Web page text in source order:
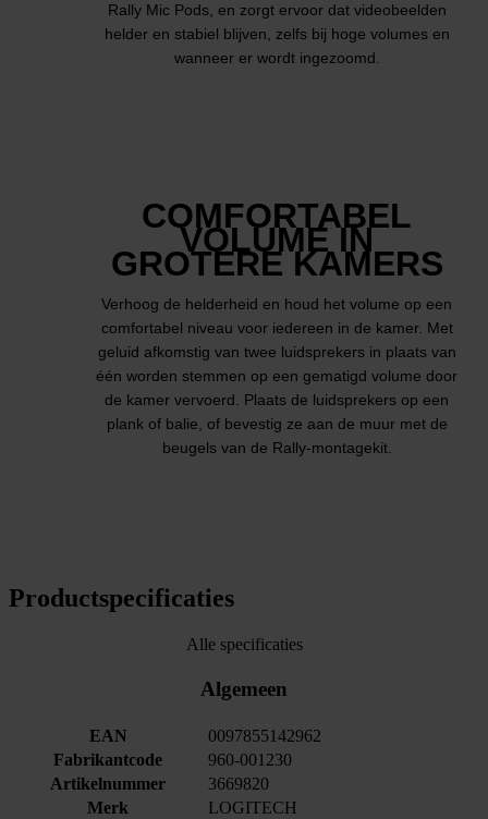
Rally Mic Pods, en zorgt ervoor dat videobeelden
helder en stabiel blijven, zelfs bij hoge volumes en
wanneer er wordt ingezoomd.
COMFORTABEL
VOLUME IN
GROTERE KAMERS
Verhoog de helderheid en houd het volume op een
comfortabel niveau voor iedereen in de kamer. Met
geluid afkomstig van twee luidsprekers in plaats van
één worden stemmen op een gematigd volume door
de kamer vervoerd. Plaats de luidsprekers op een
plank of balie, of bevestig ze aan de muur met de
beugels van de Rally-montagekit.
Productspecificaties
Alle specificaties
Algemeen
EAN
0097855142962
Fabrikantcode
960-001230
Artikelnummer
3669820
Merk
LOGITECH